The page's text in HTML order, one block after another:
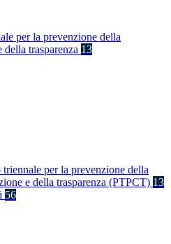
per la prevenzione della
della trasparenza 13
triennale per la prevenzione della
e della trasparenza (PTPCT) 13
56